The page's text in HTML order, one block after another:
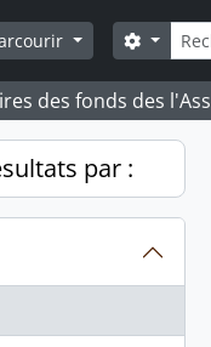
Search
des fonds des
par :